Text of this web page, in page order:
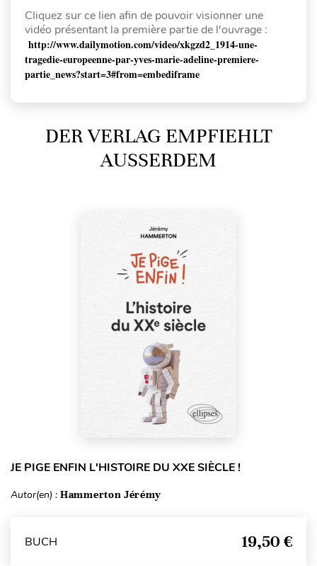
Cliquez sur ce lien afin de pouvoir visionner une
vidéo présentant la première partie de l'ouvrage :
http://www.dailymotion.com/video/xkgzd2_1914-une-
tragedie-europeenne-par-yves-marie-adeline-premiere-
partie_news?start=3#from=embediframe
DER VERLAG EMPFIEHLT
AUSSERDEM
JE PIGE ENFIN L'HISTOIRE DU XXE SIÈCLE !
Autor(en) : Hammerton Jérémy
BUCH 19,50 €